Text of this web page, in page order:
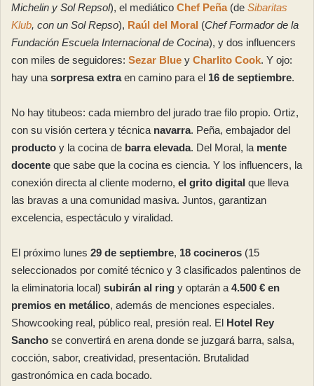
Michelin y Sol Repsol), el mediático Chef Peña(de Sibaritas
Klub, con un Sol Repso), Raúl del Moral (Chef Formador de la
Fundación Escuela Internacional de Cocina), y dos influencers
con miles de seguidores: Sezar Blue y Charlito Cook. Y ojo:
hay una sorpresa extraen camino para el 16 de septiembre.
No hay titubeos: cada miembro del jurado trae filo propio. Ortiz,
con su visión certera y técnica navarra. Peña, embajador del
producto y la cocina de barra elevada. Del Moral, la mente
docente que sabe que la cocina es ciencia. Y los influencers, la
conexión directa al cliente moderno, el grito digital que lleva
las bravas a una comunidad masiva. Juntos, garantizan
excelencia, espectáculo y viralidad.
El próximo lunes 29 de septiembre, 18 cocineros (15
seleccionados por comité técnico y 3 clasificados palentinos de
la eliminatoria local) subirán al ring y optarán a 4.500 € en
premios en metálico, además de menciones especiales.
Showcooking real, público real, presión real. El Hotel Rey
Sancho se convertirá en arena donde se juzgará barra, salsa,
cocción, sabor, creatividad, presentación. Brutalidad
gastronómica en cada bocado.